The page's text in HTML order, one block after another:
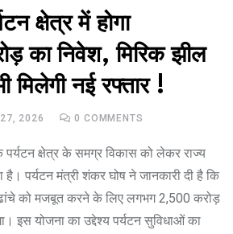
क्षेत्र में होगा
का निवेश, मिरिक झील
मिलेगी नई रफ्तार !
2026 0 COMMENTS
पर्यटन क्षेत्र के समग्र विकास को लेकर राज्य
पर्यटन मंत्री शंकर घोष ने जानकारी दी है कि
ढांचे को मजबूत करने के लिए लगभग 2,500 करोड़
इस योजना का उद्देश्य पर्यटन सुविधाओं का